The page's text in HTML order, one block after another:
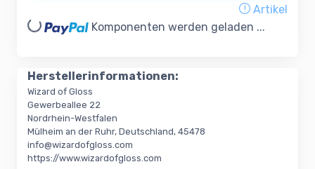
Artikel
Komponenten werden geladen ...
Herstellerinformationen:
Wizard of Gloss
Gewerbeallee 22
Nordrhein-Westfalen
Mülheim an der Ruhr, Deutschland, 45478
info@wizardofgloss.com
https://www.wizardofgloss.com